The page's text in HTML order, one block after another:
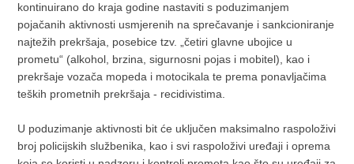
kontinuirano do kraja godine nastaviti s poduzimanjem
pojačanih aktivnosti usmjerenih na sprečavanje i sankcioniranje
najtežih prekršaja, posebice tzv. „četiri glavne ubojice u
prometu“ (alkohol, brzina, sigurnosni pojas i mobitel), kao i
prekršaje vozača mopeda i motocikala te prema ponavljačima
teških prometnih prekršaja - recidivistima.
U poduzimanje aktivnosti bit će uključen maksimalno raspoloživi
broj policijskih službenika, kao i svi raspoloživi uređaji i oprema